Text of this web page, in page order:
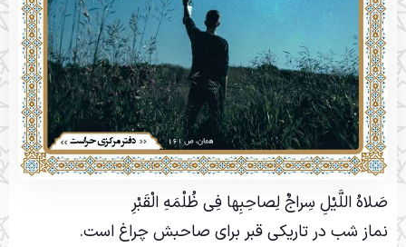
صَلاهُ اللَّیْلِ سِراجٌ لِصاحِبِها فِى ظُلْمَهِ الْقَبْرِ
نماز شب در تاریکى قبر براى صاحبش چراغ است.